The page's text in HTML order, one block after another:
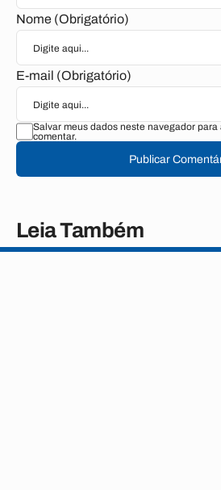
Nome (Obrigatório)
E-mail (Obrigatório)
Salvar meus dados neste navegador para
comentar.
Publicar
Leia Também